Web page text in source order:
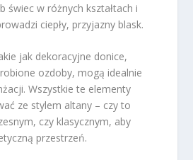
świec w różnych kształtach i
ciepły, przyjazny blask.
jak dekoracyjne donice,
ozdoby, mogą idealnie
Wszystkie te elementy
ze stylem altany – czy to
czy klasycznym, aby
przestrzeń.